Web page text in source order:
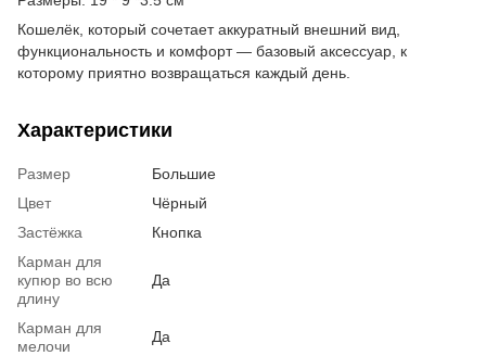
Кошелёк, который сочетает аккуратный внешний вид,
функциональность и комфорт — базовый аксессуар, к
которому приятно возвращаться каждый день.
Характеристики
Размер
Большие
Цвет
Чёрный
Застёжка
Кнопка
Карман для
купюр во всю
длину
Да
Карман для
мелочи
Да